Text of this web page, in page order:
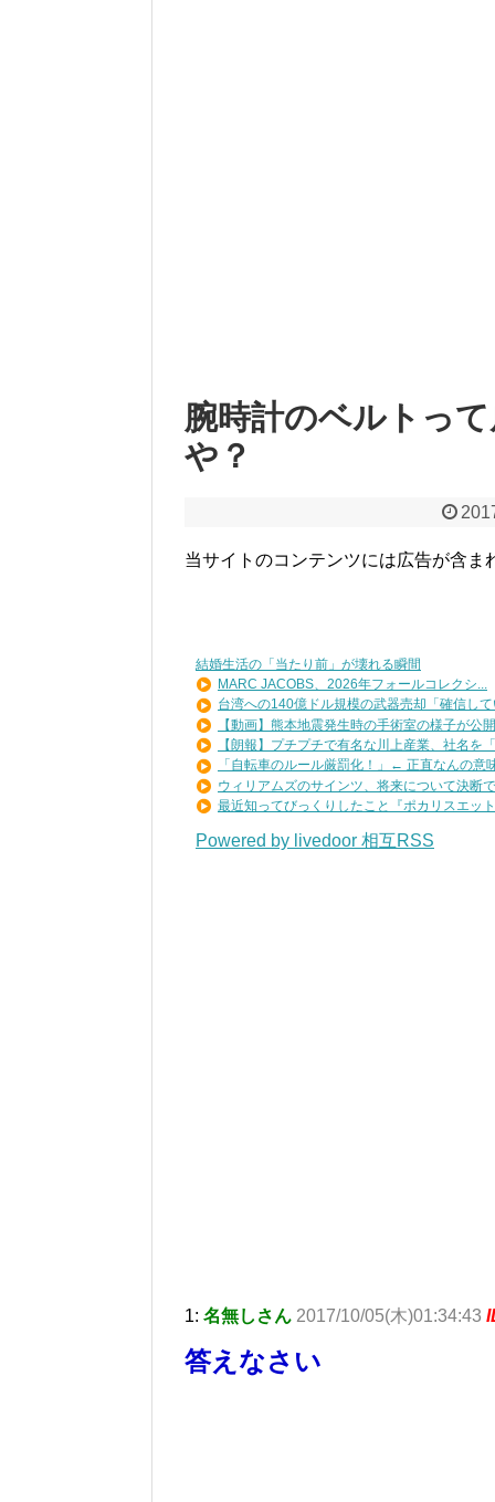
腕時計のベルトっ
や？
当サイトのコンテンツには広告が含ま
結婚生活の「当たり前」が壊れる瞬間
MARC JACOBS、2026年フォールコレクシ...
台湾への140億ドル規模の武器売却「確信し
【動画】熊本地震発生時の手術室の様子が公
【朗報】プチプチで有名な川上産業、社名を
「自転車のルール厳罰化！」← 正直なんの意
ウィリアムズのサインツ、将来について決断で
最近知ってびっくりしたこと『ポカリスエッ
Powered by livedoor 相互RSS
1: 名無しさん 2017/10/05(木)01:34:43
答えなさい